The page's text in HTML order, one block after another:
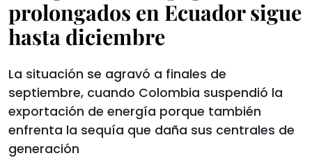
prolongados en Ecuador sigue
hasta diciembre
La situación se agravó a finales de
septiembre, cuando Colombia suspendió la
exportación de energía porque también
enfrenta la sequía que daña sus centrales de
generación